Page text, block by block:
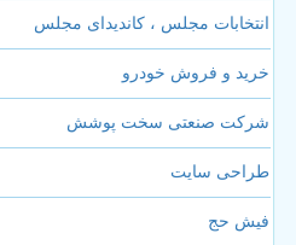
انتخابات مجلس ، کاندیدای مجلس
خرید و فروش خودرو
شرکت صنعتی سخت پوشش
طراحی سایت
فیش حج